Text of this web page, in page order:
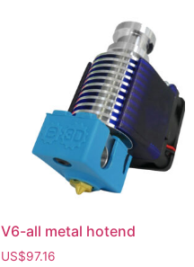
V6-all metal hotend
US$97.16